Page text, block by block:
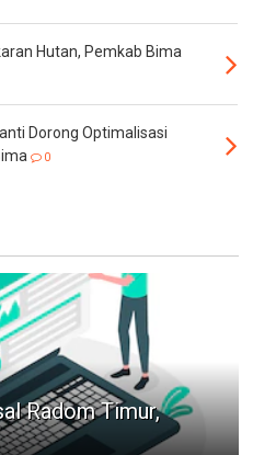
Hutan, Pemkab Bima
Dorong Optimalisasi
0
Radom Timur,